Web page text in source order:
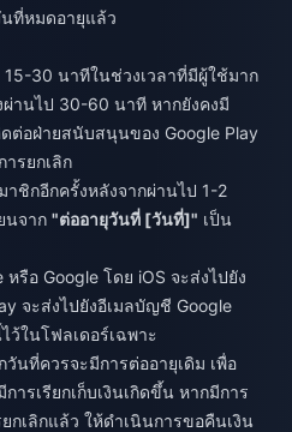
ที่หมดอายุแล้ว
30 นาทีในช่วงเวลาที่มีผู้ใช้มาก
านไป 30-60 นาที หากยังคงมี
ต่อฝ่ายสนับสนุนของ Google Play
รยกเลิก
ชิกอีกครั้งหลังจากผ่านไป 1-2
นจาก "ต่ออายุวันที่ [วันที่]" เป็น
รือ Google โดย iOS จะส่งไปยัง
จะส่งไปยังอีเมลบัญชี Google
ว้ในโฟลเดอร์เฉพาะ
นที่ควรจะมีการต่ออายุเดิม เพื่อ
รเรียกเก็บเงินเกิดขึ้น หากมีการ
กเลิกแล้ว ให้ดำเนินการขอคืนเงิน